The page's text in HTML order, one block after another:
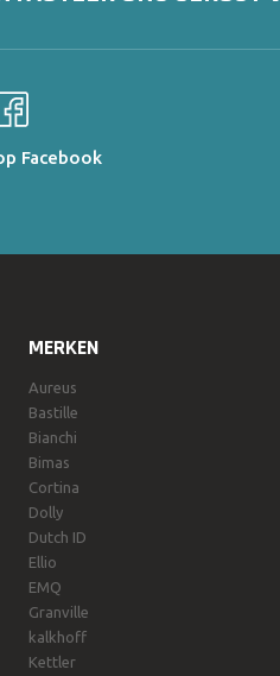
Facebook
MERKEN
Aureus
Bastille
Bianchi
Bimas
Cortina
Dolly
Dutch ID
Ellio
EMQ
Granville
kalkhoff
Kettler